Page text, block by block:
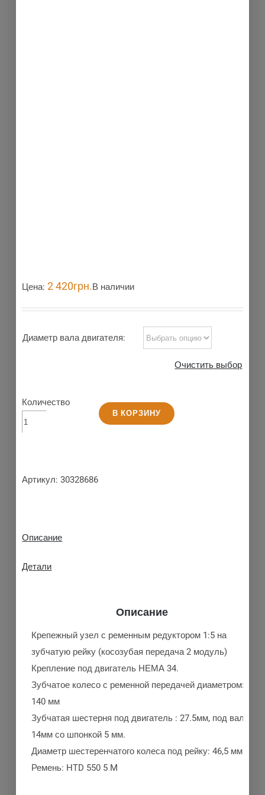
Цена:2 420грн.В наличии
Диаметр вала двигателя:
Очистить выбор
Количество
В КОРЗИНУ
Артикул:30328686
Описание
Детали
Описание
Крепежный узел с ременным редуктором 1:5 на
зубчатую рейку (косозубая передача 2 модуль)
Крепление под двигатель НЕМА 34.
Зубчатое колесо с ременной передачей диаметром:
140 мм
Зубчатая шестерня под двигатель : 27.5мм, под вал
14мм со шпонкой 5 мм.
Диаметр шестеренчатого колеса под рейку: 46,5 мм
Ремень: HTD 550 5 M